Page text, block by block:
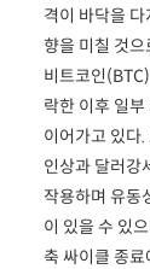
격이 바닥을
향을 미칠 것으
비트코인
락한 이후 일
이어가고 있다
인상과 달러강
작용하며 유동
이 있을 수 있
축 싸이클 종